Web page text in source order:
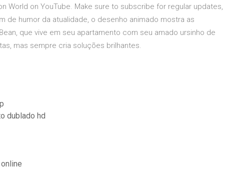
World on YouTube. Make sure to subscribe for regular updates,
de humor da atualidade, o desenho animado mostra as
que vive em seu apartamento com seu amado ursinho de
mas sempre cria soluções brilhantes.
dublado hd